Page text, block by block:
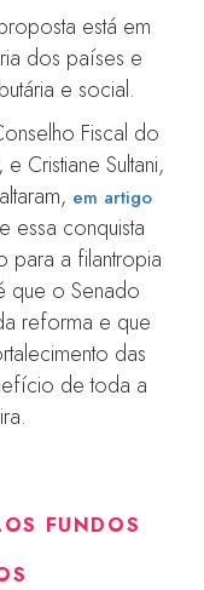
está em
dos países e
e social.
Fiscal do
Cristiane Sultani,
em artigo
essa conquista
para a filantropia
que o Senado
reforma e que
das
de toda a
FUNDOS